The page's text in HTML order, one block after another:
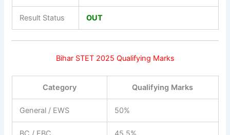
Result Status OUT
Bihar STET 2025 Qualifying Marks
Category Qualifying Marks
General / EWS 50%